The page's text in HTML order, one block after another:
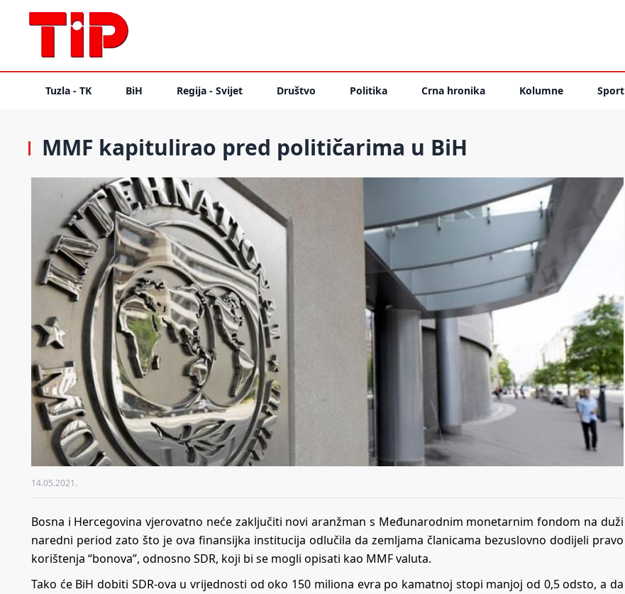
Tuzla - TK BiH Regija - Svijet Društvo Politika Crna hronika Kolumne Sport
MMF kapitulirao pred političarima u BiH
14.05.2021.
Bosna i Hercegovina vjerovatno neće zaključiti novi aranžman s Međunarodnim monetarnim fondom na duži
naredni period zato što je ova finansijka institucija odlučila da zemljama članicama bezuslovno dodijeli pravo
korištenja “bonova”, odnosno SDR, koji bi se mogli opisati kao MMF valuta.
Tako će BiH dobiti SDR-ova u vrijednosti od oko 150 miliona evra po kamatnoj stopi manjoj od 0,5 odsto, a da